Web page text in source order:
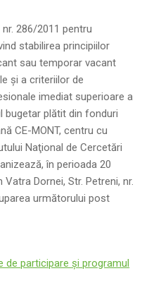
286/2011 pentru
stabilirea principiilor
sau temporar vacant
şi a criteriilor de
imediat superioare a
bugetar plătit din fonduri
CE-MONT, centru cu
Naţional de Cercetări
în perioada 20
Dornei, Str. Petreni, nr.
următorului post
de participare și programul